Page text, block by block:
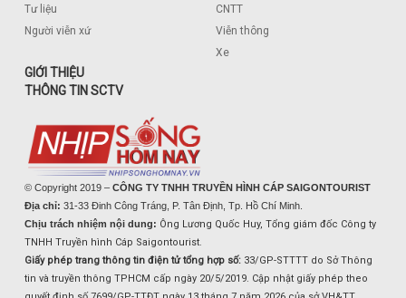
Tư liệu
Người viễn xứ
CNTT
Viễn thông
Xe
GIỚI THIỆU
THÔNG TIN SCTV
© Copyright 2019 – CÔNG TY TNHH TRUYỀN HÌNH CÁP SAIGONTOURIST
Địa chỉ: 31-33 Đinh Công Tráng, P. Tân Định, Tp. Hồ Chí Minh.
Chịu trách nhiệm nội dung: Ông Lương Quốc Huy, Tổng giám đốc Công ty
TNHH Truyền hình Cáp Saigontourist.
Giấy phép trang thông tin điện tử tổng hợp số: 33/GP-STTTT do Sở Thông
tin và truyền thông TPHCM cấp ngày 20/5/2019. Cập nhật giấy phép theo